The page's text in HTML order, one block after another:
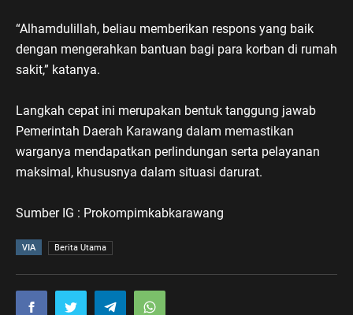
“Alhamdulillah, beliau memberikan respons yang baik
dengan mengerahkan bantuan bagi para korban di rumah
sakit,” katanya.
Langkah cepat ini merupakan bentuk tanggung jawab
Pemerintah Daerah Karawang dalam memastikan
warganya mendapatkan perlindungan serta pelayanan
maksimal, khususnya dalam situasi darurat.
Sumber IG : Prokompimkabkarawang
VIA Berita Utama